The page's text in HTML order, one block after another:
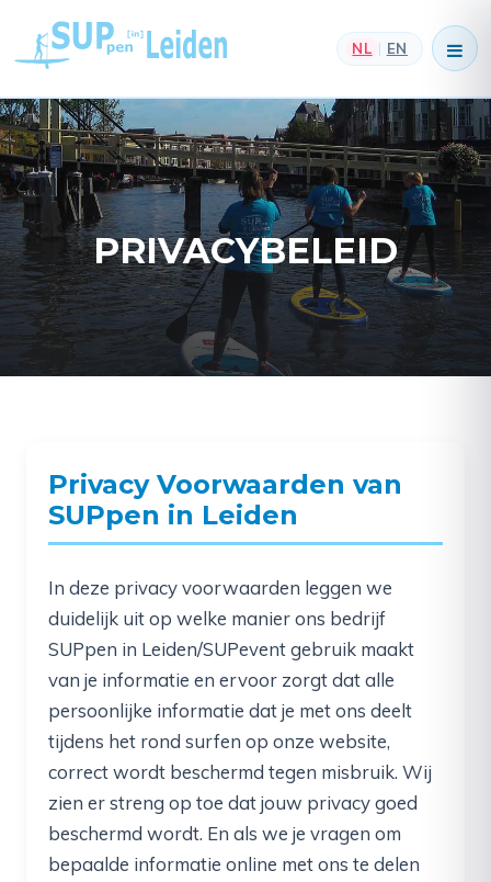
NL | EN
PRIVACYBELEID
Privacy Voorwaarden van
SUPpen in Leiden
In deze privacy voorwaarden leggen we
duidelijk uit op welke manier ons bedrijf
SUPpen in Leiden/SUPevent gebruik maakt
van je informatie en ervoor zorgt dat alle
persoonlijke informatie dat je met ons deelt
tijdens het rond surfen op onze website,
correct wordt beschermd tegen misbruik. Wij
zien er streng op toe dat jouw privacy goed
beschermd wordt. En als we je vragen om
bepaalde informatie online met ons te delen